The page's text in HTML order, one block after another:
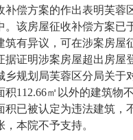
补偿方案的作出表明芙蓉
。该房屋征收补偿方案已
筑有异议，可在涉案房屋
据证明涉案房屋超出房屋
乡规划局芙蓉区分局关
积112.66㎡以外的建筑物
积已被认定为违法建筑，
本院不予支持。